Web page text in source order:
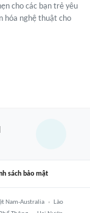
cho các bạn trẻ yêu
hóa nghệ thuật cho
sách bảo mật
Nam-Australia
Lào